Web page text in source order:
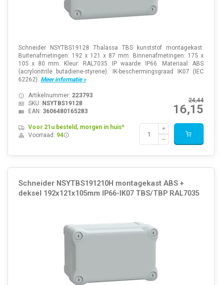
Schneider NSYTBS19128 Thalassa TBS kunststof montagekast.
Buitenafmetingen: 192 x 121 x 87 mm. Binnenafmetingen: 175 x
105 x 80 mm. Kleur: RAL7035. IP waarde: IP66. Materiaal: ABS
(acrylonitrile butadiene-styrene). IK-beschermingsgraad IK07 (IEC
62262). Meer informatie »
24,44
16,15
Artikelnummer: 223793
SKU: NSYTBS19128
EAN: 3606480165283
Voor 21u besteld, morgen in huis*
Voorraad: 94
Schneider NSYTBS191210H montagekast ABS +
deksel 192x121x105mm IP66-IK07 TBS/TBP RAL7035